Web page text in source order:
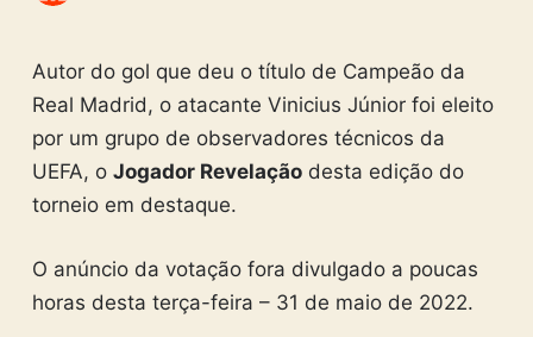
Autor do gol que deu o título de Campeão da
Real Madrid, o atacante Vinicius Júnior foi eleito
por um grupo de observadores técnicos da
UEFA, o Jogador Revelaçãodesta edição do
torneio em destaque.
O anúncio da votação fora divulgado a poucas
horas desta terça-feira – 31 de maio de 2022.